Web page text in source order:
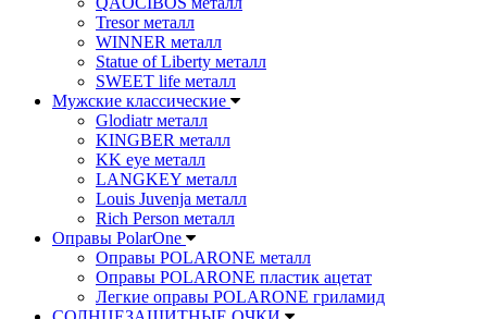
Tresor металл
WINNER металл
Statue of Liberty металл
SWEET life металл
Мужские классические
Glodiatr металл
KINGBER металл
KK eye металл
LANGKEY металл
Louis Juvenja металл
Rich Person металл
Оправы PolarOne
Оправы POLARONE металл
Оправы POLARONE пластик ацетат
Легкие оправы POLARONE гриламид